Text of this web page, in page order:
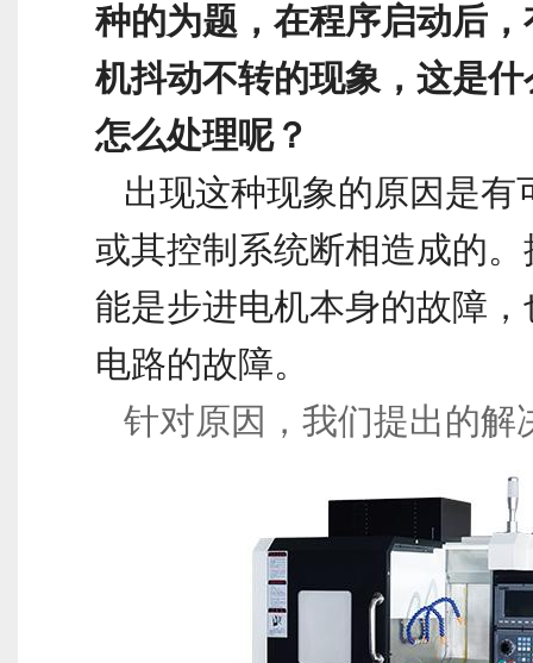
种的为题，在程序启动后
机抖动不转的现象，这是
怎么处理呢？
出现这种现象的原因是有
或其控制系统断相造成的
能是步进电机本身的故障
电路的故障。
针对原因，我们提出的解